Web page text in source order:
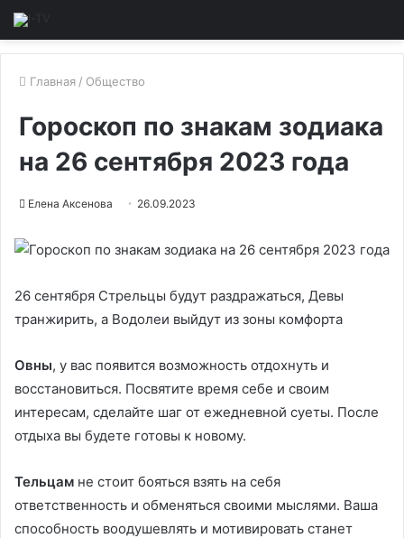
Главная / Общество
Гороскоп по знакам зодиака
на 26 сентября 2023 года
Елена Аксенова 26.09.2023
26 сентября Стрельцы будут раздражаться, Девы
транжирить, а Водолеи выйдут из зоны комфорта
Овны, у вас появится возможность отдохнуть и
восстановиться. Посвятите время себе и своим
интересам, сделайте шаг от ежедневной суеты. После
отдыха вы будете готовы к новому.
Тельцам не стоит бояться взять на себя
ответственность и обменяться своими мыслями. Ваша
способность воодушевлять и мотивировать станет